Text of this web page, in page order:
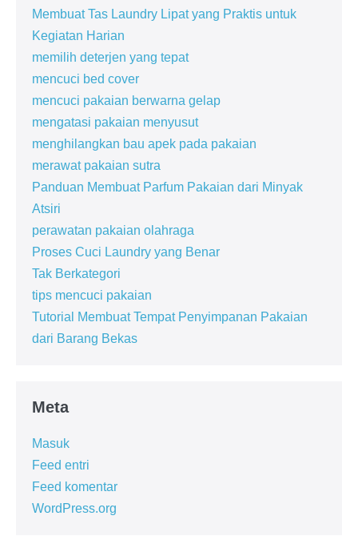
Membuat Tas Laundry Lipat yang Praktis untuk
Kegiatan Harian
memilih deterjen yang tepat
mencuci bed cover
mencuci pakaian berwarna gelap
mengatasi pakaian menyusut
menghilangkan bau apek pada pakaian
merawat pakaian sutra
Panduan Membuat Parfum Pakaian dari Minyak
Atsiri
perawatan pakaian olahraga
Proses Cuci Laundry yang Benar
Tak Berkategori
tips mencuci pakaian
Tutorial Membuat Tempat Penyimpanan Pakaian
dari Barang Bekas
Meta
Masuk
Feed entri
Feed komentar
WordPress.org